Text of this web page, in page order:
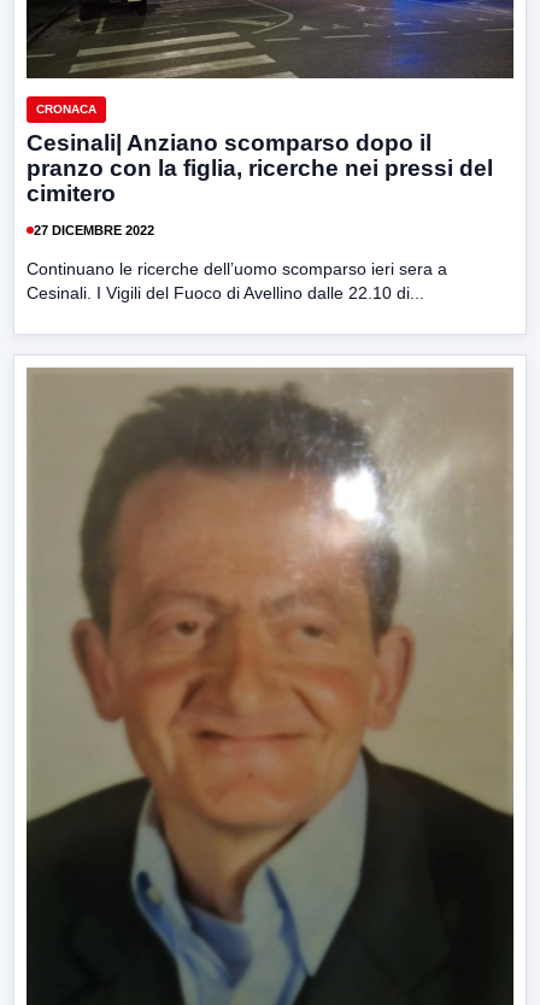
CRONACA
Cesinali| Anziano scomparso dopo il
pranzo con la figlia, ricerche nei pressi del
cimitero
27 DICEMBRE 2022
Continuano le ricerche dell’uomo scomparso ieri sera a
Cesinali. I Vigili del Fuoco di Avellino dalle 22.10 di...